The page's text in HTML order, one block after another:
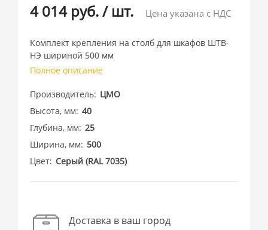
4 014 руб./ шт. Цена указана с НДС
Комплект крепления на столб для шкафов ШТВ-
НЭ шириной 500 мм
Полное описание
Производитель ЦМО
Высота, мм 40
Глубина, мм 25
Ширина, мм
500
Цвет Cерый (RAL 7035)
Доставка в ваш город